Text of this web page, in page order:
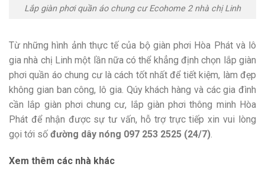
Lắp giàn phơi quần áo chung cư Ecohome 2 nhà chị Linh
Từ những hình ảnh thực tế của bộ giàn phơi Hòa Phát và lô
gia nhà chị Linh một lần nữa có thể khẳng định chọn lắp giàn
phơi quần áo chung cư là cách tốt nhất để tiết kiệm, làm đẹp
không gian ban công, lô gia. Qúy khách hàng và các gia đình
cần lắp giàn phơi chung cư, lắp giàn phơi thông minh Hòa
Phát để nhận được sự tư vấn, hỗ trợ trực tiếp xin vui lòng
gọi tới số đường dây nóng 097 253 2525 (24/7)
Xem thêm các nhà khác